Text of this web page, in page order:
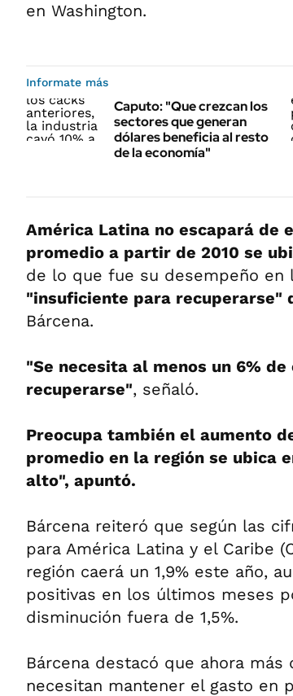
en Washington.
Informate más
Caputo: "Que crezcan los
sectores que generan
dólares beneficia al resto
de la economía"
América Latina no escapará de
promedio a partir de 2010 se
de lo que fue su desempeño en
"insuficiente para recuperarse"
Bárcena.
"Se necesita al menos un 6%
recuperarse", señaló.
Preocupa también el aumento
promedio en la región se ubica
alto", apuntó.
Bárcena reiteró que según las
para América Latina y el Caribe
región caerá un 1,9% este año,
positivas en los últimos meses
disminución fuera de 1,5%.
Bárcena destacó que ahora más
necesitan mantener el gasto en